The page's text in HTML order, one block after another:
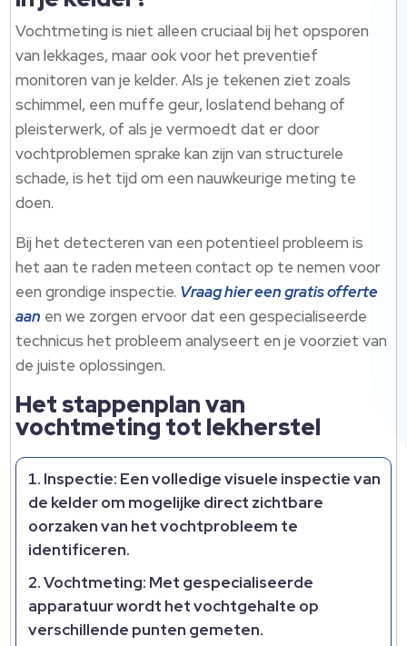
Vochtmeting is niet alleen cruciaal bij het opsporen
van lekkages, maar ook voor het preventief
monitoren van je kelder. Als je tekenen ziet zoals
schimmel, een muffe geur, loslatend behang of
pleisterwerk, of als je vermoedt dat er door
vochtproblemen sprake kan zijn van structurele
schade, is het tijd om een nauwkeurige meting te
doen.
Bij het detecteren van een potentieel probleem is
het aan te raden meteen contact op te nemen voor
een grondige inspectie. Vraag hier een gratis offerte
aan en we zorgen ervoor dat een gespecialiseerde
technicus het probleem analyseert en je voorziet van
de juiste oplossingen.
Het stappenplan van
vochtmeting tot lekherstel
Inspectie: Een volledige visuele inspectie van
de kelder om mogelijke direct zichtbare
oorzaken van het vochtprobleem te
identificeren.
Vochtmeting: Met gespecialiseerde
apparatuur wordt het vochtgehalte op
verschillende punten gemeten.